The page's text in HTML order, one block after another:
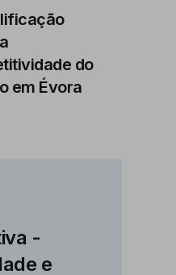
do
em Évora
-
e